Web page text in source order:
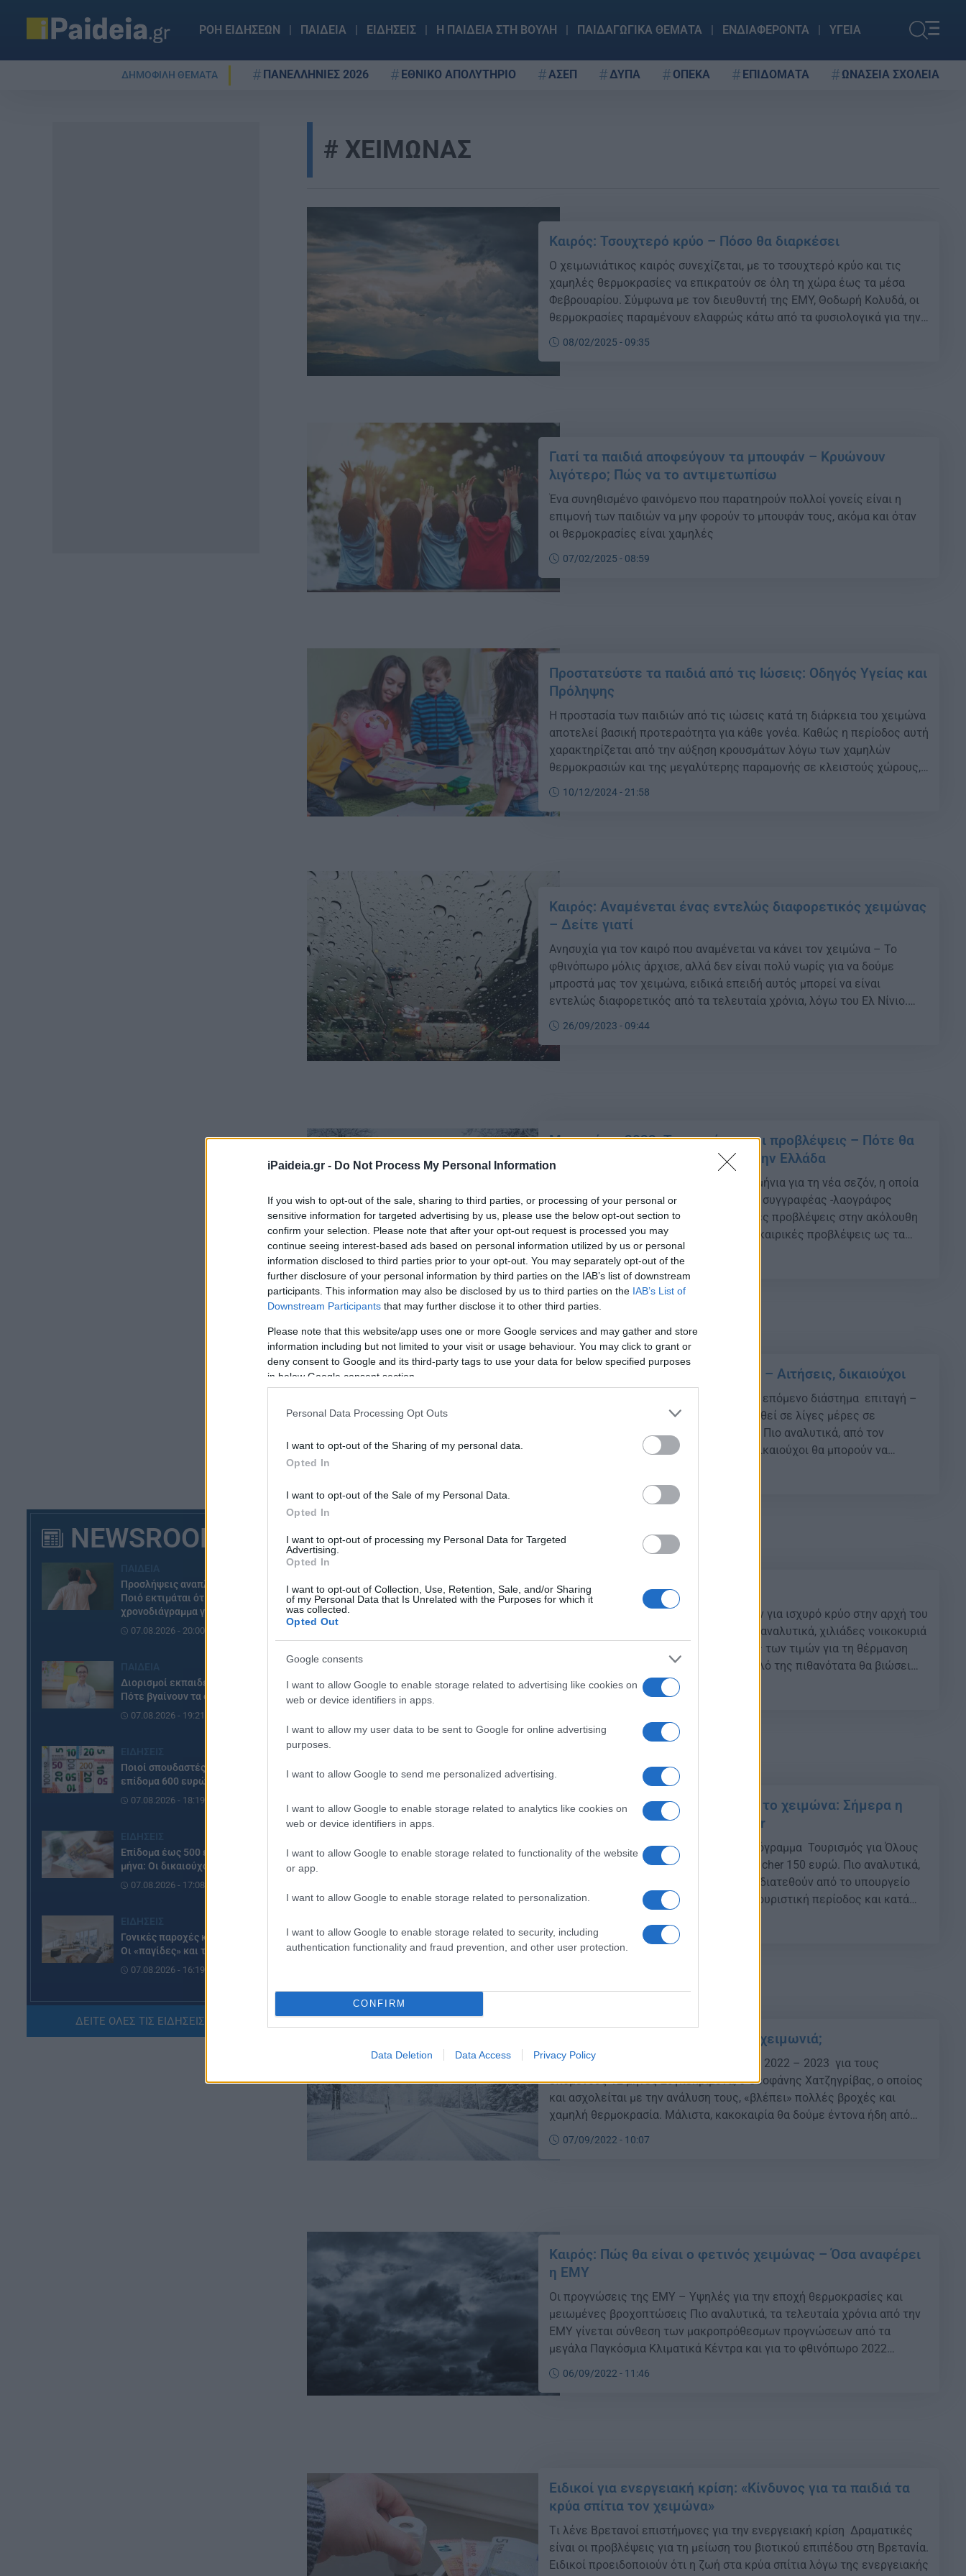
iPaideia.gr - Do Not Process My Personal Information
If you wish to opt-out of the sale, sharing to third parties, or processing of your personal or
sensitive information for targeted advertising by us, please use the below opt-out section to
confirm your selection. Please note that after your opt-out request is processed you may
continue seeing interest-based ads based on personal information utilized by us or personal
information disclosed to third parties prior to your opt-out. You may separately opt-out of the
further disclosure of your personal information by third parties on the IAB’s list of downstream
participants. This information may also be disclosed by us to third parties on the IAB’s List of
Downstream Participants that may further disclose it to other third parties.
Please note that this website/app uses one or more Google services and may gather and store
information including but not limited to your visit or usage behaviour. You may click to grant or
deny consent to Google and its third-party tags to use your data for below specified purposes
in below Google consent section.
Personal Data Processing Opt Outs
I want to opt-out of the Sharing of my personal data.
Opted In
I want to opt-out of the Sale of my Personal Data.
Opted In
I want to opt-out of processing my Personal Data for Targeted
Advertising.
Opted In
I want to opt-out of Collection, Use, Retention, Sale, and/or Sharing
of my Personal Data that Is Unrelated with the Purposes for which it
was collected.
Opted Out
Google consents
I want to allow Google to enable storage related to advertising like cookies on
web or device identifiers in apps.
I want to allow my user data to be sent to Google for online advertising
purposes.
I want to allow Google to send me personalized advertising.
I want to allow Google to enable storage related to analytics like cookies on
web or device identifiers in apps.
I want to allow Google to enable storage related to functionality of the website
or app.
I want to allow Google to enable storage related to personalization.
I want to allow Google to enable storage related to security, including
authentication functionality and fraud prevention, and other user protection.
CONFIRM
Data Deletion Data Access Privacy Policy
ΡΟΗ ΕΙΔΗΣΕΩΝ ΠΑΙΔΕΙΑ ΕΙΔΗΣΕΙΣ Η ΠΑΙΔΕΙΑ ΣΤΗ ΒΟΥΛΗ ΠΑΙΔΑΓΩΓΙΚΑ ΘΕΜΑΤΑ ΕΝΔΙΑΦΕΡΟΝΤΑ ΥΓΕΙΑ
ΔΗΜΟΦΙΛΗ ΘΕΜΑΤΑ ΠΑΝΕΛΛΗΝΙΕΣ 2026 ΕΘΝΙΚΟ ΑΠΟΛΥΤΗΡΙΟ ΑΣΕΠ ΔΥΠΑ ΟΠΕΚΑ ΕΠΙΔΟΜΑΤΑ ΩΝΑΣΕΙΑ ΣΧΟΛΕΙΑ
NEWSROOM
Προσλήψεις αναπληρωτών:
Ποιό εκτιμάται ότι θα είναι το
χρονοδιάγραμμα για φέτος
07.08.2026 - 20:00
Διορισμοί εκπαιδευτικών:
Πότε βγαίνουν τα ονόματα
07.08.2026 - 19:21
Ποιοί σπουδαστές θα λάβουν
επίδομα 600 ευρώ
07.08.2026 - 18:19
Επίδομα έως 500 ευρώ τον
μήνα: Οι δικαιούχοι
07.08.2026 - 17:08
Γονικές παροχές και δωρεές:
Οι «παγίδες» και τα λάθη
07.08.2026 - 16:19
ΠΑΙΔΕΙΑ
ΝΕΟ φοιτητικό επίδομα: Για
ποιούς φοιτητές
ΔΕΙΤΕ ΟΛΕΣ ΤΙΣ ΕΙΔΗΣΕΙΣ ΕΔΩ »
ΧΕΙΜΩΝΑΣ
Καιρός: Τσουχτερό κρύο – Πόσο θα διαρκέσει
Ο χειμωνιάτικος καιρός συνεχίζεται, με το τσουχτερό κρύο και τις
χαμηλές θερμοκρασίες να επικρατούν σε όλη τη χώρα έως τα μέσα
Φεβρουαρίου. Σύμφωνα με τον διευθυντή της ΕΜΥ, Θοδωρή Κολυδά, οι
θερμοκρασίες παραμένουν ελαφρώς κάτω από τα φυσιολογικά για την
εποχή επίπεδα, συνοδευόμενες από ενισχυμένους βοριάδες στο Αιγαίο.
Οι άνεμοι αναμένεται να φτάσουν τα 7 […]
08/02/2025 - 09:35
Γιατί τα παιδιά αποφεύγουν τα μπουφάν – Κρυώνουν
λιγότερο; Πώς να το αντιμετωπίσω
Ένα συνηθισμένο φαινόμενο που παρατηρούν πολλοί γονείς είναι η
επιμονή των παιδιών να μην φορούν το μπουφάν τους, ακόμα και όταν
οι θερμοκρασίες είναι χαμηλές
07/02/2025 - 08:59
Προστατεύστε τα παιδιά από τις Ιώσεις: Οδηγός Υγείας και
Πρόληψης
Η προστασία των παιδιών από τις ιώσεις κατά τη διάρκεια του χειμώνα
αποτελεί βασική προτεραότητα για κάθε γονέα. Καθώς η περίοδος αυτή
χαρακτηρίζεται από την αύξηση κρουσμάτων λόγω των χαμηλών
θερμοκρασιών και της μεγαλύτερης παραμονής σε κλειστούς χώρους,
είναι σημαντικό να υιοθετηθούν προληπτικά μέτρα που θα θωρακίσουν
την υγεία των μικρών μας. Η καθημερινή τήρηση […]
10/12/2024 - 21:58
Καιρός: Αναμένεται ένας εντελώς διαφορετικός χειμώνας
– Δείτε γιατί
Ανησυχία για τον καιρό που αναμένεται να κάνει τον χειμώνα – Το
φθινόπωρο μόλις άρχισε, αλλά δεν είναι πολύ νωρίς για να δούμε
μπροστά μας τον χειμώνα, ειδικά επειδή αυτός μπορεί να είναι
εντελώς διαφορετικός από τα τελευταία χρόνια, λόγω του Ελ Νίνιο.
Αναλυτικότερα, ο φετινός χειμώνας θα είναι ο πρώτος εδώ και μερικά
χρόνια, […]
26/09/2023 - 09:44
Μερομήνια 2023: Τι αναφέρουν οι προβλέψεις – Πότε θα
κάνει επέλαση ο χιονιάς σε όλη την Ελλάδα
Διαβαστε παρακάτω όσα λένε τα Μερομήνια για τη νέα σεζόν, η οποία
μας επιφυλάσσει καιρικές εκπλήξεις. Ο συγγραφέας -λαογράφος
Μιχάλης Γεροντής, προβαίνει σε καιρικές προβλέψεις στην ακόλουθη
επιστολή του, την οποία τιτλοδοτεί «Οι καιρικές προβλέψεις ως τα
μέσα Φεβρουαρίου 2024». Δείτε τι λένε αναλυτικά τα Μερομήνια μέχρι
τον Φεβρουάριο του 2024, σύμφωνα με τον συγγραφέα […]
21/08/2023 - 19:08
Voucher για χειμερινές διακοπές – Αιτήσεις, δικαιούχοι
Όπως ήδη έχει ανακοινωθεί, έρχεται το επόμενο διάστημα επιταγή –
voucher 150 ευρώ. Πιο αναλυτικά, θα δοθεί σε λίγες μέρες σε
τυχερούς δικαιούχους μέσω κλήρωσης. Πιο αναλυτικά, από τον
Ιανουάριο του 2023, επιπλέον 150.000 δικαιούχοι θα μπορούν να
νέας κλήρωσης που θα πραγματοποιηθεί σε περίπου έναν […]
Καιρός: Έρχεται βαρύς χειμώνας;
Καιρός: Οι μετεωρολόγοι προειδοποιούν για ισχυρό κρύο στην αρχή του
χειμώνα πάνω από όλη την Ευρώπη Πιο αναλυτικά, χιλιάδες νοικοκυριά
ανησυχούν για τις επικείμενες αυξήσεις των τιμών για τη θέρμανση
των σπιτιών, καθώς η Ευρώπη στο σύνολό της πιθανότατα θα βιώσει
έναν πιο κρύο και ξηρό χειμώνα, σύμφωνα με τα μοντέλα πρόβλεψης
που δημοσιεύονται από […]
06/10/2022 - 09:38
Τουρισμός για Όλους – Διακοπές το χειμώνα: Σήμερα η
νέα κλήρωση για 200.000 voucher
NEA κλήρωση θα γίνει σήμερα για το πρόγραμμα Τουρισμός για Όλους
και για διακοπές και τον χειμώνα με voucher 150 ευρώ. Πιο αναλυτικά,
επιπλέον 200.000 voucher διακοπών θα διατεθούν από το υπουργείο
Τουρισμού, προκειμένου να τονωθεί η τουριστική περίοδος και κατά
γίνει νέα κλήρωση για 200.000 […]
16/09/2022 - 09:29
Μερομήνια: Τελικά έρχεται βαρυχειμωνιά;
Καιρός – Όσα προβλέπουν τα μερομήνια 2022 – 2023 για τους
επόμενους 12 μήνες Συγκεκριμένα, ο Θεοφάνης Χατζηγρίβας, ο οποίος
και ασχολείται με την ανάλυση τους, «βλέπει» πολλές βροχές και
χαμηλή θερμοκρασία. Μάλιστα, κακοκαιρία θα δούμε έντονα ήδη από
τον Σεπτέμβριο με πολλές βροχές και με τα φαινόμενα μάλιστα να είναι
έντονα το τρίτο δεκαήμερο. […]
07/09/2022 - 10:07
Καιρός: Πώς θα είναι ο φετινός χειμώνας – Όσα αναφέρει
η ΕΜΥ
Οι προγνώσεις της ΕΜΥ – Υψηλές για την εποχή θερμοκρασίες και
μειωμένες βροχοπτώσεις Πιο αναλυτικά, τα τελευταία χρόνια από την
ΕΜΥ γίνεται σύνθεση των μακροπρόθεσμων προγνώσεων από τα
μεγάλα Παγκόσμια Κλιματικά Κέντρα και για το φθινόπωρο 2022
επελέγησαν να εξεταστούν οι αποκλίσεις από τις κανονικές τιμές, της
θερμοκρασίας στα 2m, ο υετός, τα γεωδυναμικά ύψη […]
06/09/2022 - 11:46
Ειδικοί για ενεργειακή κρίση: «Κίνδυνος για τα παιδιά τα
κρύα σπίτια τον χειμώνα»
Tι λένε Βρετανοί επιστήμονες για την ενεργειακή κρίση Δραματικές
είναι οι προβλέψεις για τη μείωση του βιοτικού επιπέδου στη Βρετανία.
Ειδικοί προειδοποιούν ότι η ζωή στα κρύα σπίτια λόγω της ενεργειακής